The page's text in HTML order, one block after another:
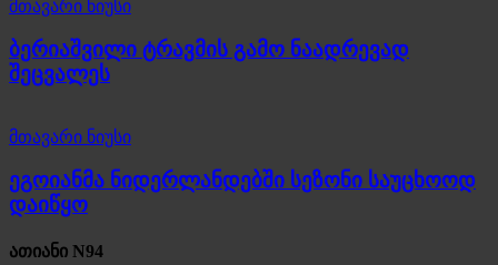
მთავარი ნიუსი
ბერიაშვილი ტრავმის გამო ნაადრევად
შეცვალეს
მთავარი ნიუსი
ეგოიანმა ნიდერლანდებში სეზონი საუცხოოდ
დაიწყო
ათიანი N94